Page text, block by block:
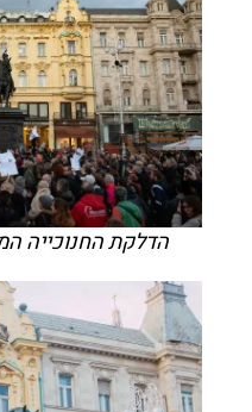
הדלקת החנוכייה